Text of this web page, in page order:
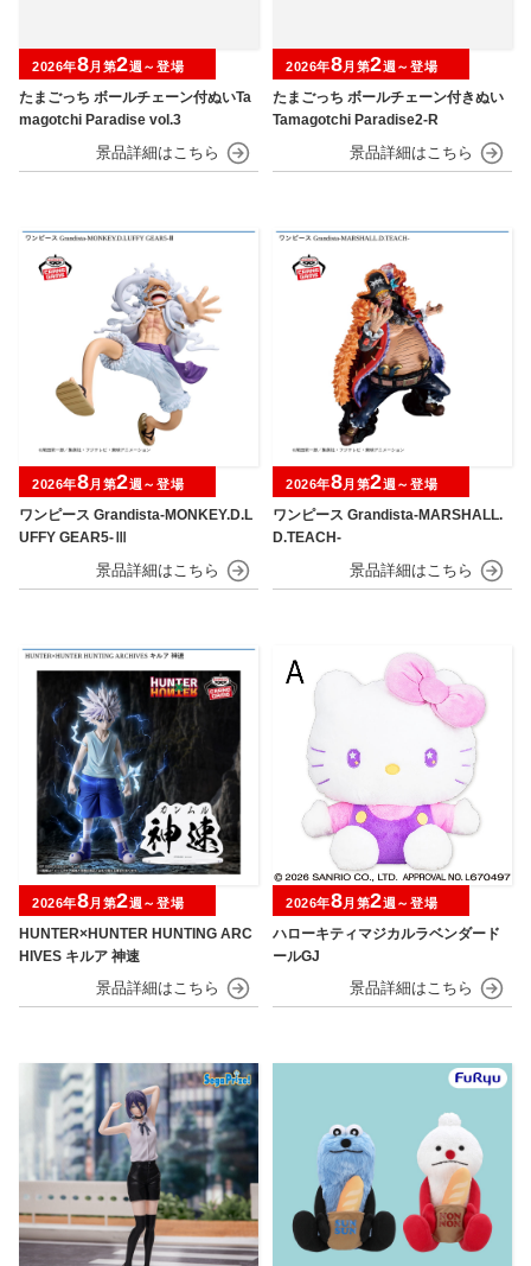
たまごっち ボールチェーン付ぬいTa
magotchi Paradise vol.3
2026年8月第2週～登場
たまごっち ボールチェーン付きぬい
Tamagotchi Paradise2-R
2026年8月第2週～登場
ワンピース Grandista-MONKEY.D.L
UFFY GEAR5-Ⅲ
2026年8月第2週～登場
ワンピース Grandista-MARSHALL.
D.TEACH-
2026年8月第2週～登場
HUNTER×HUNTER HUNTING ARC
HIVES キルア 神速
2026年8月第2週～登場
ハローキティマジカルラベンダード
ールGJ
2026年8月第2週～登場